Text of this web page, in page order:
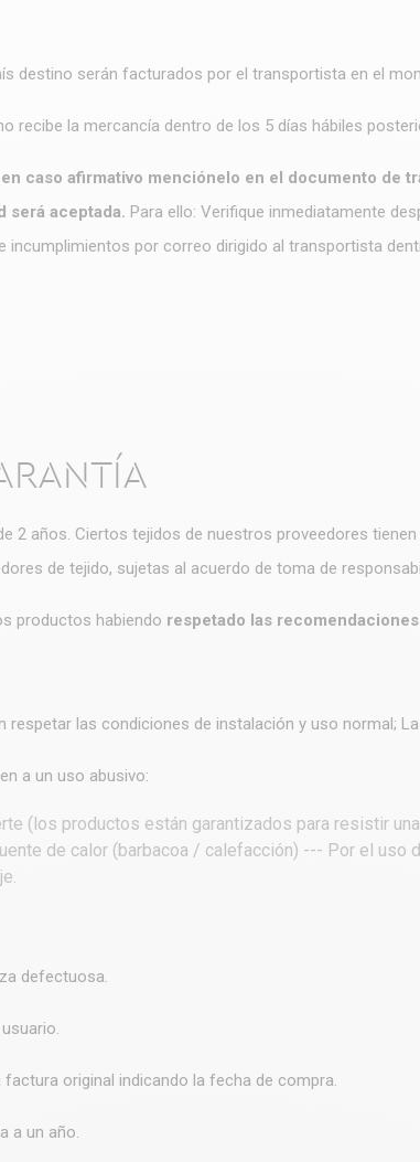
destino serán facturados por el transportista en el
recibe la mercancía dentro de los 5 días hábiles
caso afirmativo menciónelo en el documento de
será aceptada. Para ello: Verifique inmediatamente
por correo dirigido al transportista
2 años. Ciertos tejidos de nuestros proveedores
de tejido, sujetas al acuerdo de toma de
productos habiendo respetado las
las condiciones de instalación y uso normal;
a un uso abusivo:
(los productos están garantizados para resistir
de calor (barbacoa / calefacción) --- Por el uso
defectuosa.
original indicando la fecha de compra.
a un año.